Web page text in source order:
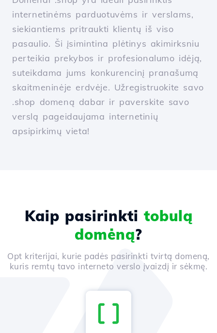
internetinėms parduotuvėms ir verslams,
siekiantiems pritraukti klientų iš viso
pasaulio. Ši įsimintina plėtinys akimirksniu
perteikia prekybos ir profesionalumo idėją,
suteikdama jums konkurencinį pranašumą
skaitmeninėje erdvėje. Užregistruokite savo
.shop domeną dabar ir paverskite savo
verslą pageidaujama internetinių
apsipirkimų vieta!
Kaip pasirinkti tobulą
domėną?
Opt kriterijai, kurie padės pasirinkti tvirtą domeną,
kuris remtų tavo interneto verslo įvaizdį ir sėkmę.